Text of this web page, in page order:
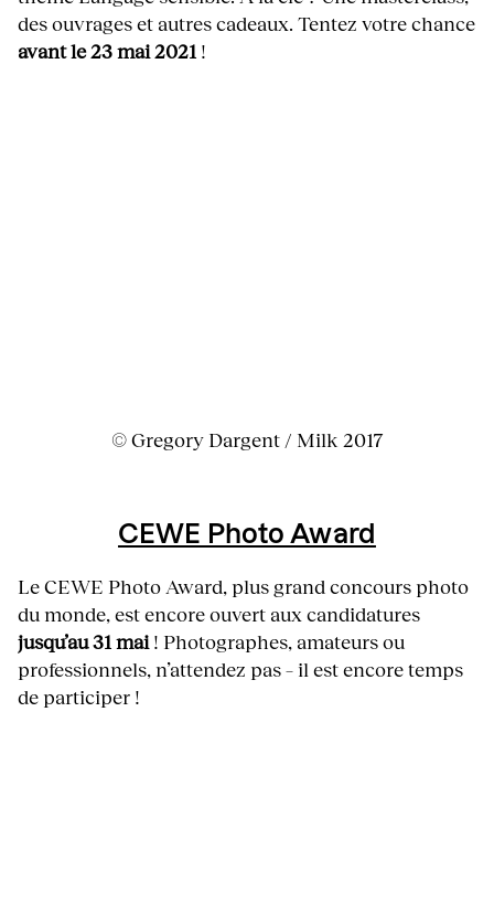
des ouvrages et autres cadeaux. Tentez votre chance
avant le 23 mai 2021 !
© Gregory Dargent / Milk 2017
CEWE Photo Award
Le CEWE Photo Award, plus grand concours photo
du monde, est encore ouvert aux candidatures
jusqu’au 31 mai ! Photographes, amateurs ou
professionnels, n’attendez pas – il est encore temps
de participer !